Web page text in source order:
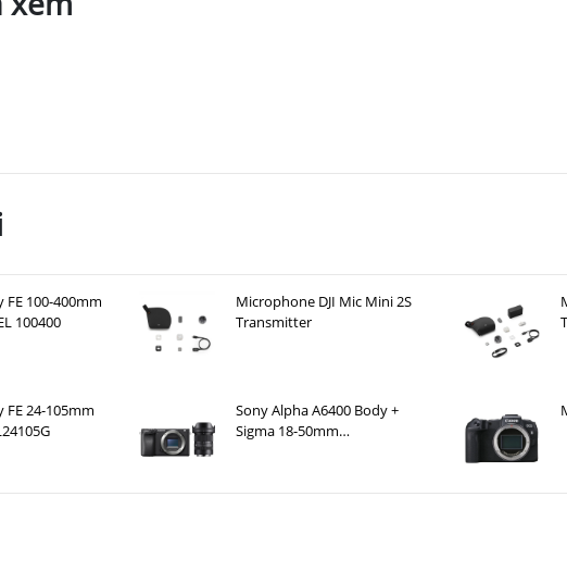
100-400mm
100400
Microphone DJI Mic Mini 2S
Transmitter
FE 24-105mm
Sony Alpha A6400 Body +
Sigma 18-50mm